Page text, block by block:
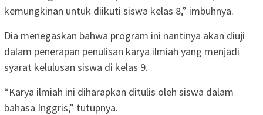
kemungkinan untuk diikuti siswa kelas 8,” imbuhnya.
Dia menegaskan bahwa program ini nantinya akan diuji
dalam penerapan penulisan karya ilmiah yang menjadi
syarat kelulusan siswa di kelas 9.
“Karya ilmiah ini diharapkan ditulis oleh siswa dalam
bahasa Inggris,” tutupnya.